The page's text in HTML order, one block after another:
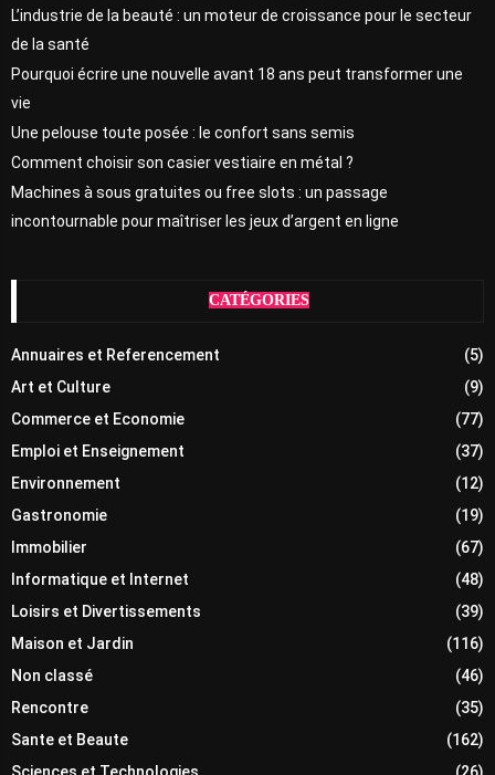
L’industrie de la beauté : un moteur de croissance pour le secteur
de la santé
Pourquoi écrire une nouvelle avant 18 ans peut transformer une
vie
Une pelouse toute posée : le confort sans semis
Comment choisir son casier vestiaire en métal ?
Machines à sous gratuites ou free slots : un passage
incontournable pour maîtriser les jeux d’argent en ligne
CATÉGORIES
Annuaires et Referencement
(5)
Art et Culture
(9)
Commerce et Economie
(77)
Emploi et Enseignement
(37)
Environnement
(12)
Gastronomie
(19)
Immobilier
(67)
Informatique et Internet
(48)
Loisirs et Divertissements
(39)
Maison et Jardin
(116)
Non classé
(46)
Rencontre
(35)
Sante et Beaute
(162)